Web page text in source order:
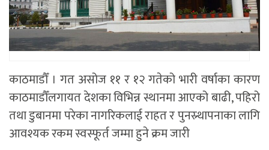
काठमाडौँ । गत असोज ११ र १२ गतेको भारी वर्षाका कारण
काठमाडौँलगायत देशका विभिन्न स्थानमा आएको बाढी, पहिरो
तथा डुबानमा परेका नागरिकलाई राहत र पुनस्र्थापनाका लागि
आवश्यक रकम स्वस्फूर्त जम्मा हुने क्रम जारी